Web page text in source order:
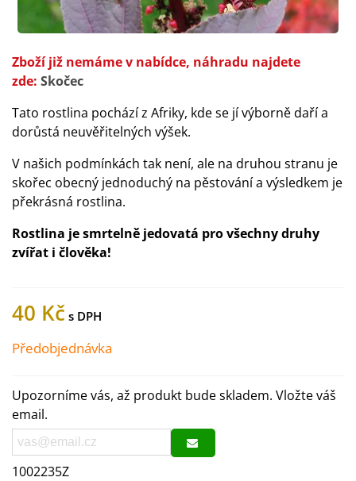
Zboží již nemáme v nabídce, náhradu najdete
zde: Skočec
Tato rostlina pochází z Afriky, kde se jí výborně daří a
dorůstá neuvěřitelných výšek.
V našich podmínkách tak není, ale na druhou stranu je
skořec obecný jednoduchý na pěstování a výsledkem je
překrásná rostlina.
Rostlina je smrtelně jedovatá pro všechny druhy
zvířat i člověka!
40 Kč
Předobjednávka
Upozorníme vás, až produkt bude skladem. Vložte váš
email.
1002235Z